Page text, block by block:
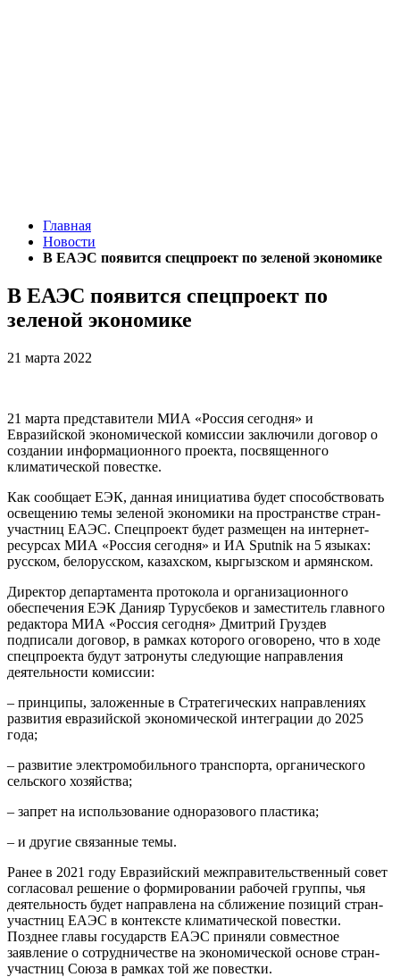
Главная
Новости
В ЕАЭС появится спецпроект по зеленой экономике
В ЕАЭС появится спецпроект по
зеленой экономике
21 марта 2022
21 марта представители МИА «Россия сегодня» и
Евразийской экономической комиссии заключили договор о
создании информационного проекта, посвященного
климатической повестке.
Как сообщает ЕЭК, данная инициатива будет способствовать
освещению темы зеленой экономики на пространстве стран-
участниц ЕАЭС. Спецпроект будет размещен на интернет-
ресурсах МИА «Россия сегодня» и ИА Sputnik на 5 языках:
русском, белорусском, казахском, кыргызском и армянском.
Директор департамента протокола и организационного
обеспечения ЕЭК Данияр Турусбеков и заместитель главного
редактора МИА «Россия сегодня» Дмитрий Груздев
подписали договор, в рамках которого оговорено, что в ходе
спецпроекта будут затронуты следующие направления
деятельности комиссии:
– принципы, заложенные в Стратегических направлениях
развития евразийской экономической интеграции до 2025
года;
– развитие электромобильного транспорта, органического
сельского хозяйства;
– запрет на использование одноразового пластика;
– и другие связанные темы.
Ранее в 2021 году Евразийский межправительственный совет
согласовал решение о формировании рабочей группы, чья
деятельность будет направлена на сближение позиций стран-
участниц ЕАЭС в контексте климатической повестки.
Позднее главы государств ЕАЭС приняли совместное
заявление о сотрудничестве на экономической основе стран-
участниц Союза в рамках той же повестки.